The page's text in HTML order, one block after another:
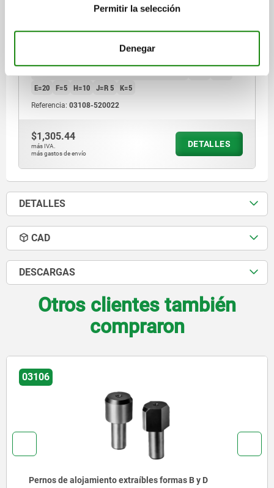
Permitir la selección
Denegar
M.KUGELANS.ABG., ACERO INOXIDABLE
A=20 DIÁMETRO=20 G=M5
MATERIAL DEL CUERPO DE BASE=ACERO INOXIDABLE
TALADRO ROSCADO DEL NÚCLEO=ORIFICIO CIEGO B=14 D=14
E=20 F=5 H=10 J=R 5 K=5
Referencia: 03108-520022
$1,305.44
más IVA.
más gastos de envío
DETALLES
DETALLES
CAD
DESCARGAS
Otros clientes también
compraron
03107
Pernos de alojamiento con extremo esférico, forma A